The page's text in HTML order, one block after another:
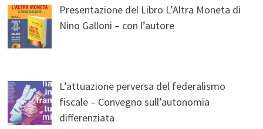
Presentazione del Libro L’Altra Moneta di
Nino Galloni – con l’autore
L’attuazione perversa del federalismo
fiscale – Convegno sull’autonomia
differenziata